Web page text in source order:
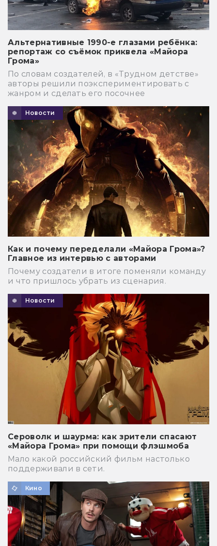
Альтернативные 1990-е глазами ребёнка:
репортаж со съёмок приквела «Майора
Грома»
По словам создателей, в «Трудном детстве»
авторы решили поэкспериментировать с
жанром и сделать его посочнее
Новости
Как и почему переделали «Майора Грома»?
Главное из интервью с авторами
Почему создатели в итоге поменяли команду
и что пришлось убрать из сценария.
Новости
Сероволк и шаурма: как зрители спасают
«Майора Грома» при помощи флэшмоба
Мало какой российский фильм настолько
поддерживали в сети.
Кино